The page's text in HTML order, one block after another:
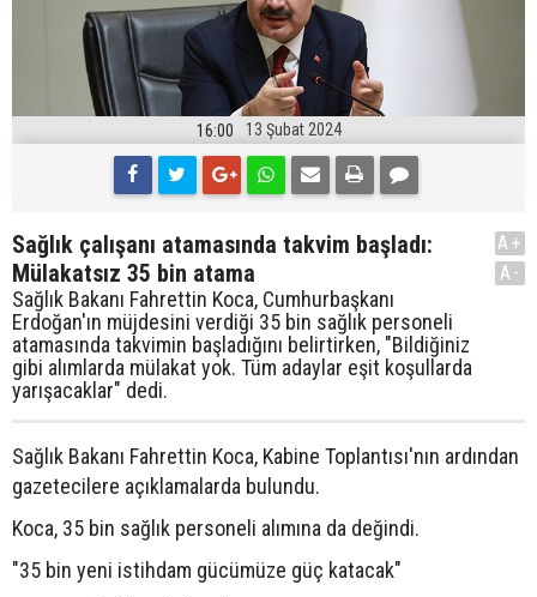
16:00 13 Şubat 2024
Sağlık çalışanı atamasında takvim başladı:
Mülakatsız 35 bin atama
Sağlık Bakanı Fahrettin Koca, Cumhurbaşkanı
Erdoğan'ın müjdesini verdiği 35 bin sağlık personeli
atamasında takvimin başladığını belirtirken, "Bildiğiniz
gibi alımlarda mülakat yok. Tüm adaylar eşit koşullarda
yarışacaklar" dedi.
A+
A-
Sağlık Bakanı Fahrettin Koca, Kabine Toplantısı'nın ardından
gazetecilere açıklamalarda bulundu.
Koca, 35 bin sağlık personeli alımına da değindi.
"35 bin yeni istihdam gücümüze güç katacak"